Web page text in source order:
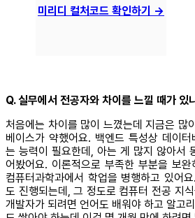
미리디 컬처코드 확인하기 →
Q. 실무에서 전공자와 차이를 느낄 때가 있
처음에는 차이를 많이 느꼈는데 지금은 많
베이스가 약했어요. 백엔드 특성상 데이
는 능력이 필요한데, 아는 게 많지 않아서
어봤어요. 이론적으로 부족한 부분을 보
컴퓨터과학과에서 학업을 병행하고 있어
도 진행되는데, 그 정도로 컴퓨터 전공 지
개발자가 되려면 언어도 배워야 하고 알고